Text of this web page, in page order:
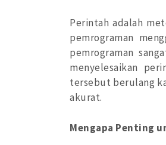
Perintah adalah
pemrograman
pemrograman
menyelesaikan
tersebut berulang
akurat.
Mengapa Penting